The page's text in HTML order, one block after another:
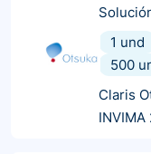
1 und
500
Claris